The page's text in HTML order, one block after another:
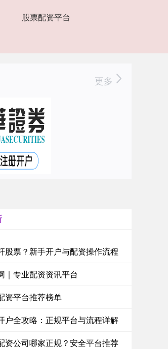
股票配资平台
更多
股票？新手开户与配资操作流程
｜专业配资资讯平台
资平台推荐榜单
户全攻略：正规平台与流程详解
资公司哪家正规？安全平台推荐